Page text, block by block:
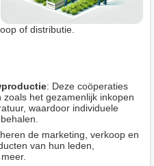
of distributie.
: Deze coöperaties
het gezamenlijk inkopen
waardoor individuele
de marketing, verkoop en
van hun leden,